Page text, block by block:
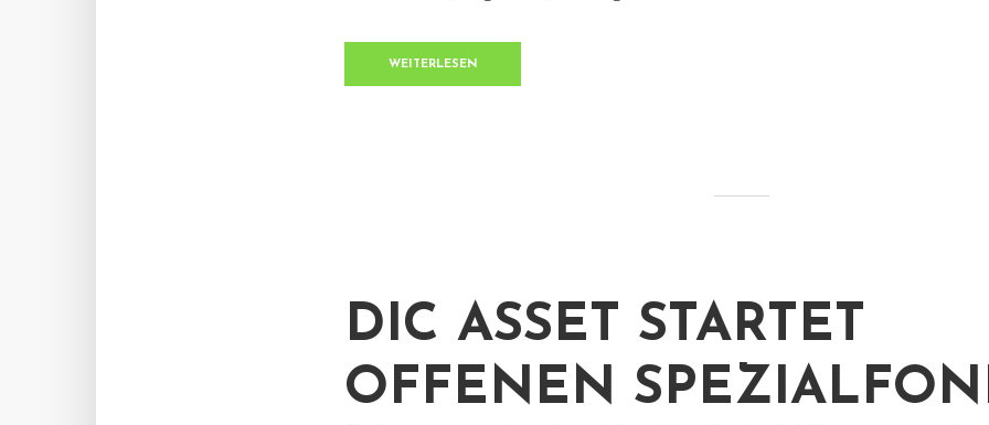
WEITERLESEN
DIC ASSET STARTET
OFFENEN